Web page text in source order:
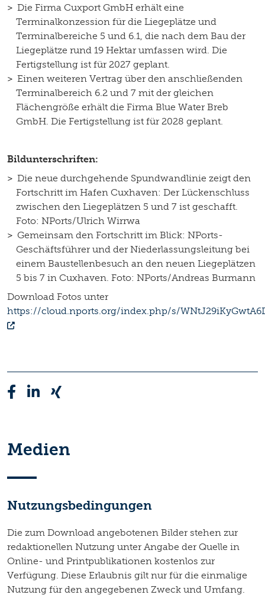
Die Firma Cuxport GmbH erhält eine
Terminalkonzession für die Liegeplätze und
Terminalbereiche 5 und 6.1, die nach dem Bau der
Liegeplätze rund 19 Hektar umfassen wird. Die
Fertigstellung ist für 2027 geplant.
Einen weiteren Vertrag über den anschließenden
Terminalbereich 6.2 und 7 mit der gleichen
Flächengröße erhält die Firma Blue Water Breb
GmbH. Die Fertigstellung ist für 2028 geplant.
Bildunterschriften:
Die neue durchgehende Spundwandlinie zeigt den
Fortschritt im Hafen Cuxhaven: Der Lückenschluss
zwischen den Liegeplätzen 5 und 7 ist geschafft.
Foto: NPorts/Ulrich Wirrwa
Gemeinsam den Fortschritt im Blick: NPorts-
Geschäftsführer und der Niederlassungsleitung bei
einem Baustellenbesuch an den neuen Liegeplätzen
5 bis 7 in Cuxhaven. Foto: NPorts/Andreas Burmann
Download Fotos unter
https://cloud.nports.org/index.php/s/
Medien
Nutzungsbedingungen
Die zum Download angebotenen Bilder stehen zur
redaktionellen Nutzung unter Angabe der Quelle in
Online- und Printpublikationen kostenlos zur
Verfügung. Diese Erlaubnis gilt nur für die einmalige
Nutzung für den angegebenen Zweck und Umfang.